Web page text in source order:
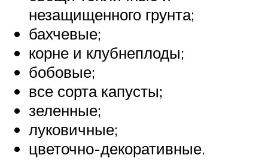
незащищенного грунта;
бахчевые;
корне и клубнеплоды;
бобовые;
все сорта капусты;
зеленные;
луковичные;
цветочно-декоративные.